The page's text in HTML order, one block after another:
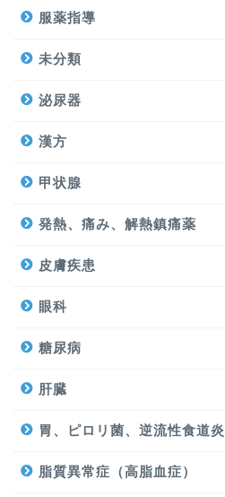
服薬指導
未分類
泌尿器
漢方
甲状腺
発熱、痛み、解熱鎮痛薬
皮膚疾患
眼科
糖尿病
肝臓
胃、ピロリ菌、逆流性食道炎
脂質異常症（高脂血症）